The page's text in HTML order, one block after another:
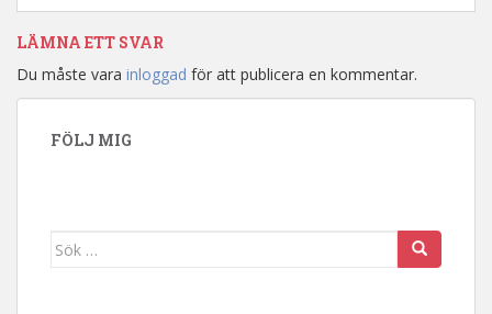
LÄMNA ETT SVAR
Du måste vara inloggad för att publicera en kommentar.
FÖLJ MIG
Sök efter: